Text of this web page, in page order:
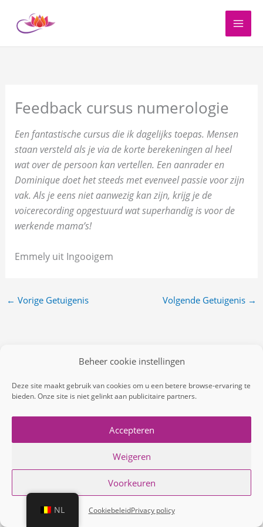
Beheer cookie instellingen
Deze site maakt gebruik van cookies om u een betere browse-ervaring te
bieden. Onze site is niet gelinkt aan publicitaire partners.
Accepteren
Weigeren
Voorkeuren
CookiebeleidPrivacy policy
naar
Feedback cursus numerologie
Een fantastische cursus die ik dagelijks toepas. Mensen
staan versteld als je via de korte berekeningen al heel
wat over de persoon kan vertellen. Een aanrader en
Dominique doet het steeds met evenveel passie voor zijn
vak. Als je eens niet aanwezig kan zijn, krijg je de
voicerecording opgestuurd wat superhandig is voor de
werkende mama’s!
Emmely uit Ingooigem
← Vorige Getuigenis Volgende Getuigenis →
NL